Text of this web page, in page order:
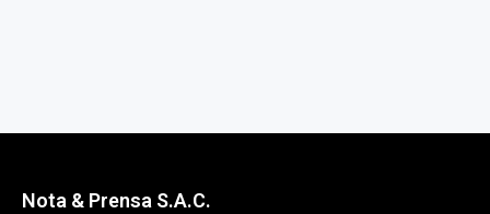
Nota & Prensa S.A.C.